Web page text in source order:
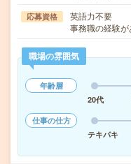
応募資格
英語力不要
事務職の経験が
職場の雰囲気
年齢層
20代
仕事の仕方
テキパキ